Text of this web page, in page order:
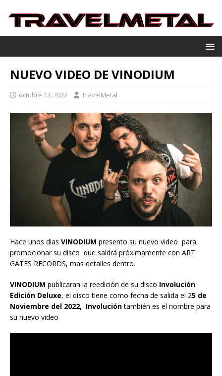
NUEVO VIDEO DE VINODIUM
octubre 13, 2022 TravelMetal
Hace unos dias VINODIUM presento su nuevo video para
promocionar su disco que saldrá próximamente con ART
GATES RECORDS, mas detalles dentro.
VINODIUM publicaran la reedición de su disco Involución
Edición Deluxe, el disco tiene como fecha de salida el 25 de
Noviembre del 2022, Involucióntambién es el nombre para
su nuevo video